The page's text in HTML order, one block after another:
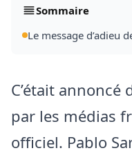
Sommaire
Le message d’adieu
C’était
par les médias
officiel. Pablo